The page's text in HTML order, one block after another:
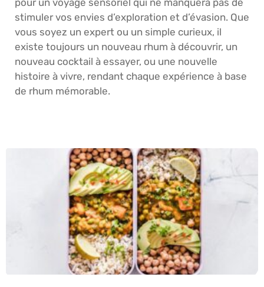
stimuler vos envies d’exploration et d’évasion. Que
vous soyez un expert ou un simple curieux, il
existe toujours un nouveau rhum à découvrir, un
nouveau cocktail à essayer, ou une nouvelle
histoire à vivre, rendant chaque expérience à base
de rhum mémorable.